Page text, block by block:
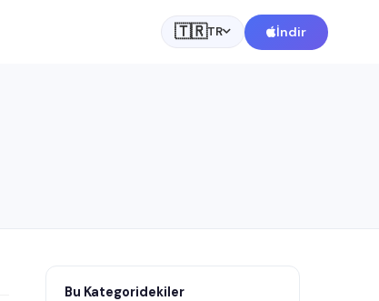
🇹🇷TR İndir
Bu Kategoridekiler